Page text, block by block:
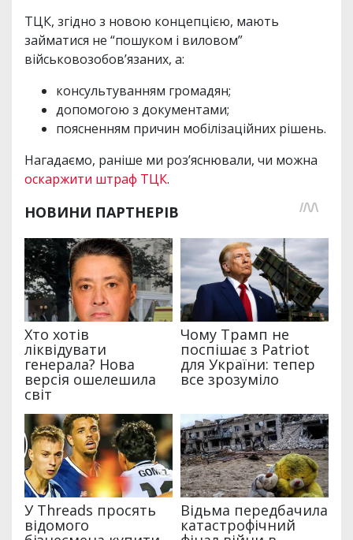
ТЦК, згідно з новою концепцією, мають
займатися не “пошуком і виловом”
військовозобов’язаних, а:
консультуванням громадян;
допомогою з документами;
поясненням причин мобілізаційних рішень.
Нагадаємо, раніше ми роз’яснювали, чи можна
оскаржити штраф ТЦК.